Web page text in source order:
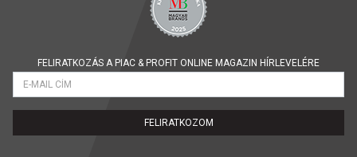
FELIRATKOZÁS A PIAC & PROFIT ONLINE MAGAZIN HÍRLEVELÉRE
FELIRATKOZOM